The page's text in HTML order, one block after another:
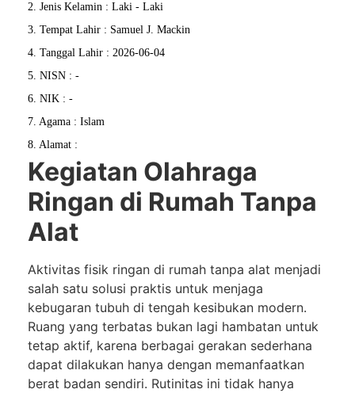
2. Jenis Kelamin : Laki - Laki
3. Tempat Lahir : Samuel J. Mackin
4. Tanggal Lahir : 2026-06-04
5. NISN : -
6. NIK : -
7. Agama : Islam
8. Alamat :
Kegiatan Olahraga
Ringan di Rumah Tanpa
Alat
Aktivitas fisik ringan di rumah tanpa alat menjadi
salah satu solusi praktis untuk menjaga
kebugaran tubuh di tengah kesibukan modern.
Ruang yang terbatas bukan lagi hambatan untuk
tetap aktif, karena berbagai gerakan sederhana
dapat dilakukan hanya dengan memanfaatkan
berat badan sendiri. Rutinitas ini tidak hanya